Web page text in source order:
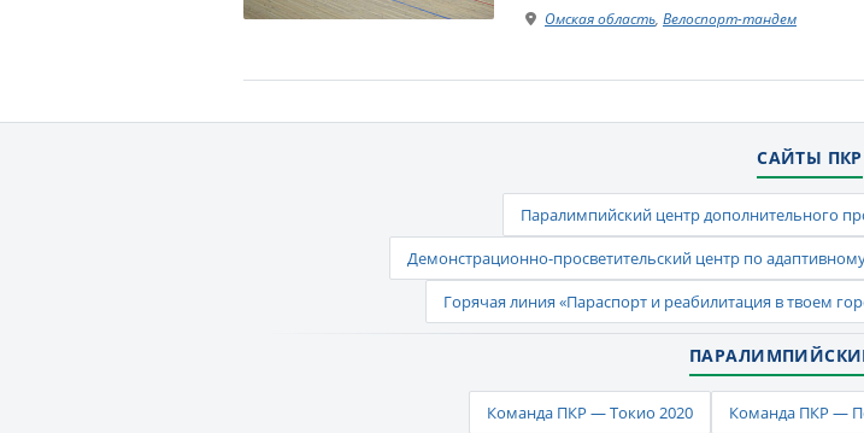
Омская область, Велоспорт-тандем
САЙТЫ ПКР
Паралимпийский центр дополнительного
Демонстрационно-просветительский центр по
Горячая линия «Параспорт и реабилитация в твоем
Команда ПКР — Токио 2020 Команда ПКР —